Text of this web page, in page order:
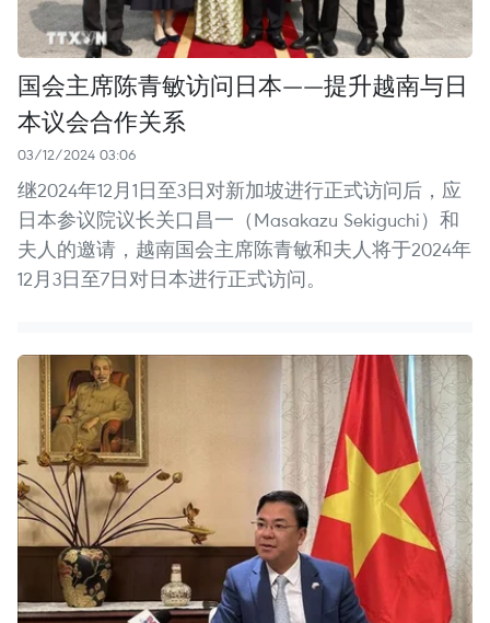
国会主席陈青敏访问日本——提升越南与日
本议会合作关系
03/12/2024 03:06
继2024年12月1日至3日对新加坡进行正式访问后，应
日本参议院议长关口昌一（Masakazu Sekiguchi）和
夫人的邀请，越南国会主席陈青敏和夫人将于2024年
12月3日至7日对日本进行正式访问。